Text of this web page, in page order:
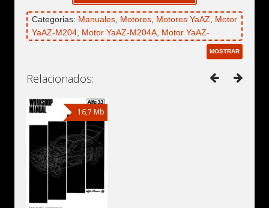
Categorias: Manuales, Motores, Motores YaAZ, Motor
YaAZ-M204, Motor YaAZ-M204A, Motor YaAZ-
Motor YaAZ-M204K,
Motor YaAZ-
M206B
Motor YaAZ-M206I
Motor de arranque ST-
26,Alternador G-270A
Embrague YaAZ-M206
MOSTRAR
Relacionados:
16,7 Mb